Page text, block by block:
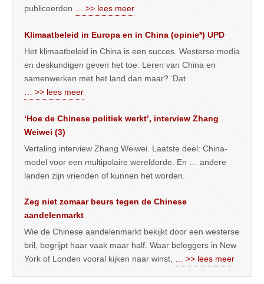
publiceerden
… >> lees meer
Klimaatbeleid in Europa en in China (opinie*) UPD
Het klimaatbeleid in China is een succes. Westerse media
en deskundigen geven het toe. Leren van China en
samenwerken met het land dan maar? ‘Dat
… >> lees meer
‘Hoe de Chinese politiek werkt’, interview Zhang
Weiwei (3)
Vertaling interview Zhang Weiwei. Laatste deel: China-
model voor een multipolaire wereldorde. En … andere
landen zijn vrienden of kunnen het worden.
Zeg niet zomaar beurs tegen de Chinese
aandelenmarkt
Wie de Chinese aandelenmarkt bekijkt door een westerse
bril, begrijpt haar vaak maar half. Waar beleggers in New
York of Londen vooral kijken naar winst,
… >> lees meer